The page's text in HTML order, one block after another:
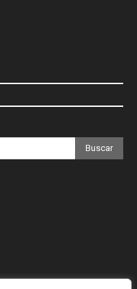
Buscar